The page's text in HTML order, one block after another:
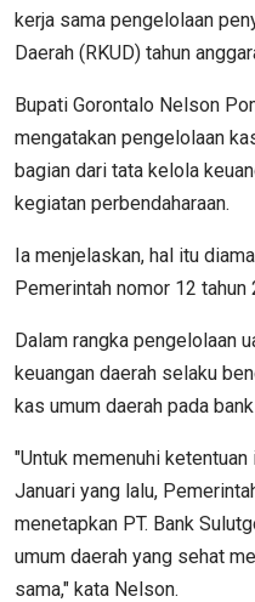
kerja sama pengelolaan
Daerah (RKUD) tahun
Bupati Gorontalo Nelson
mengatakan pengelolaan
bagian dari tata kelola
kegiatan perbendaharaan.
Ia menjelaskan, hal itu
Pemerintah nomor 12 tahun
Dalam rangka pengelolaan
keuangan daerah selaku
kas umum daerah pada
"Untuk memenuhi
Januari yang lalu,
menetapkan PT. Bank
umum daerah yang sehat
sama," kata Nelson.